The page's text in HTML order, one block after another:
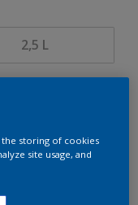
2,5 L
we werken
the storing of cookies
site usage, and